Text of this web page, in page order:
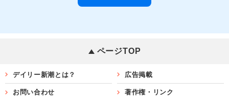
ページTOP
デイリー新潮とは？ 広告掲載
お問い合わせ 著作権・リンク